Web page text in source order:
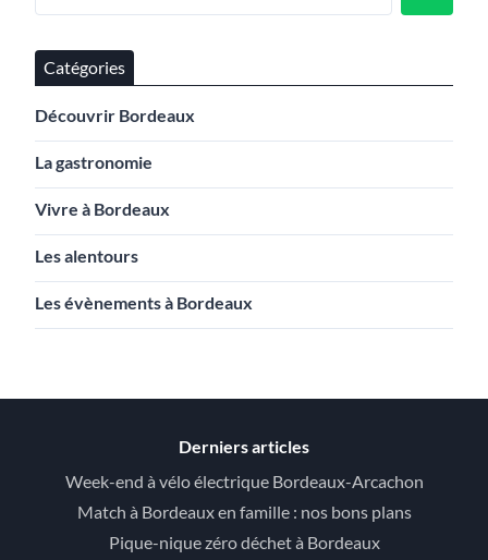
Catégories
Découvrir Bordeaux
La gastronomie
Vivre à Bordeaux
Les alentours
Les évènements à Bordeaux
Derniers articles
Week-end à vélo électrique Bordeaux-Arcachon
Match à Bordeaux en famille : nos bons plans
Pique-nique zéro déchet à Bordeaux